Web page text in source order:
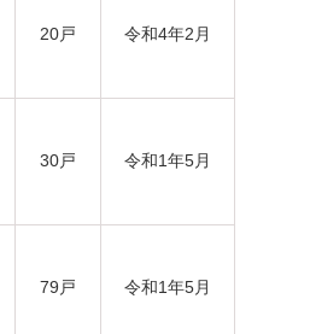
20戸 令和4年2月
30戸 令和1年5月
79戸 令和1年5月